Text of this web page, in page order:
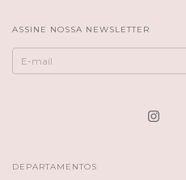
ASSINE NOSSA NEWSLETTER
DEPARTAMENTOS